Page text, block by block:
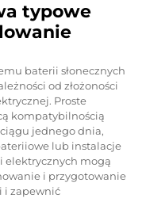
typowe
baterii słonecznych
od złożoności
Proste
kompatybilnością
jednego dnia,
lub instalacje
elektrycznych mogą
i przygotowanie
i zapewnić